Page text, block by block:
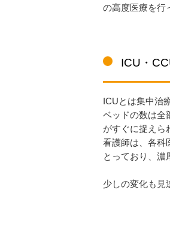
の高度医療を行
ICU・
ICUとは集中治
ベッドの数は全
がすぐに捉えら
看護師は、各科
とっており、濃
少しの変化も見